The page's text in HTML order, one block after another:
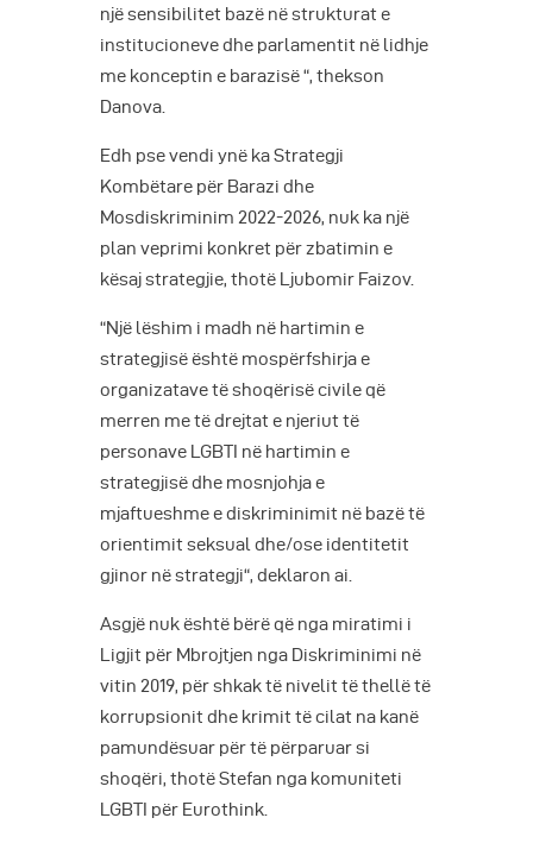
një sensibilitet bazë në strukturat e
institucioneve dhe parlamentit në lidhje
me konceptin e barazisë “, thekson
Danova.
Edh pse vendi ynë ka Strategji
Kombëtare për Barazi dhe
Mosdiskriminim 2022-2026, nuk ka një
plan veprimi konkret për zbatimin e
kësaj strategjie, thotë Ljubomir Faizov.
“Një lëshim i madh në hartimin e
strategjisë është mospërfshirja e
organizatave të shoqërisë civile që
merren me të drejtat e njeriut të
personave LGBTI në hartimin e
strategjisë dhe mosnjohja e
mjaftueshme e diskriminimit në bazë të
orientimit seksual dhe/ose identitetit
gjinor në strategji“, deklaron ai.
Asgjë nuk është bërë që nga miratimi i
Ligjit për Mbrojtjen nga Diskriminimi në
vitin 2019, për shkak të nivelit të thellë të
korrupsionit dhe krimit të cilat na kanë
pamundësuar për të përparuar si
shoqëri, thotë Stefan nga komuniteti
LGBTI për Eurothink.